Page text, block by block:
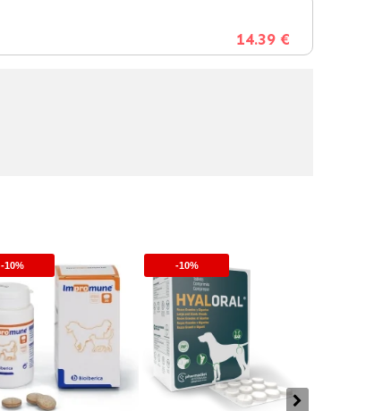
14.39 €
-10% -10%